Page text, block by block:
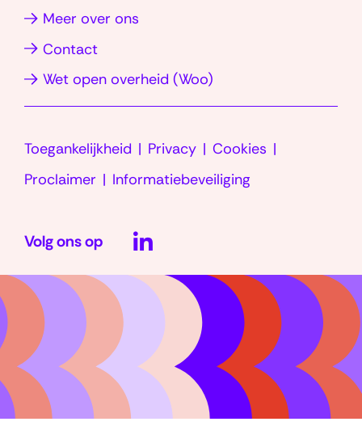
Meer over ons
venster)
Contact
Wet open overheid (Woo)
in
venster)
Toegankelijkheid Privacy
Cookies
Proclaimer
Informatiebeveiliging
Volg ons op
in
nieuw
venster)